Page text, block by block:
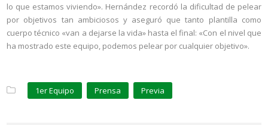
lo que estamos viviendo». Hernández recordó la dificultad de pelear
por objetivos tan ambiciosos y aseguró que tanto plantilla como
cuerpo técnico «van a dejarse la vida» hasta el final: «Con el nivel que
ha mostrado este equipo, podemos pelear por cualquier objetivo».
1er Equipo Prensa Previa